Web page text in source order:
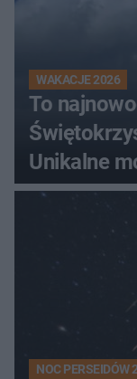
WAKACJE 2026
To
Unikalne
NOC PERSEIDÓW